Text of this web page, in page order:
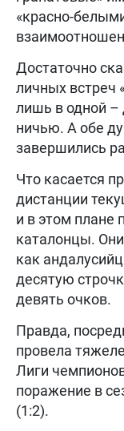
«красно-
Достаточно
личных встреч
лишь в одной –
ничью. А обе
завершились
Что касается
дистанции
и в этом
каталонцы.
как
десятую
девять очков.
Правда,
провела
Лиги
поражение в
(1:2).